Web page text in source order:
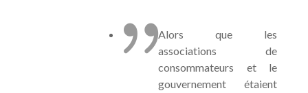
Alors que les
associations de
consommateurs et le
gouvernement étaient